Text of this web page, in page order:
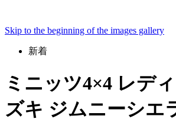
Skip to the beginning of the images gallery
新着
ミニッツ4×4 レデ
ズキ ジムニーシエ